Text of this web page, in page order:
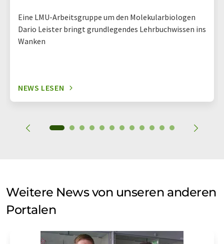
Eine LMU-Arbeitsgruppe um den Molekularbiologen
Dario Leister bringt grundlegendes Lehrbuchwissen ins
Wanken
NEWS LESEN
Weitere News von unseren anderen
Portalen